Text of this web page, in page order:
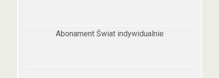
Abonament Świat indywidualnie